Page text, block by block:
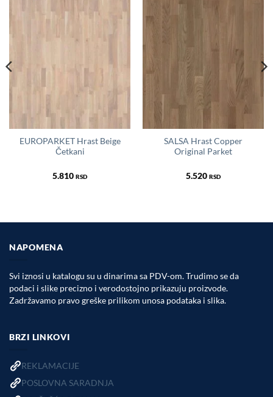
EUROPARKET Hrast Beige
Četkani
5.810 RSD
SALSA Hrast Copper
Original Parket
5.520 RSD
NAPOMENA
Svi iznosi u katalogu su u dinarima sa PDV-om. Trudimo se da
podaci i slike precizno i verodostojno prikazuju proizvode.
Zadržavamo pravo greške prilikom unosa podataka i slika.
BRZI LINKOVI
REKLAMACIJE
POSLOVNA SARADNJA